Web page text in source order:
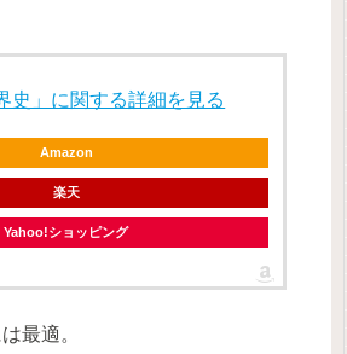
史」に関する詳細を見る
Amazon
楽天
Yahoo!ショッピング
最適。